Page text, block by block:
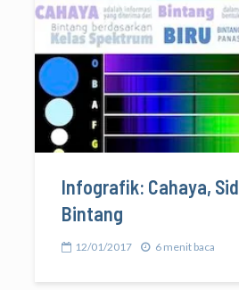
Infografik: Cahaya,
Bintang
12/01/2017 6 menit baca